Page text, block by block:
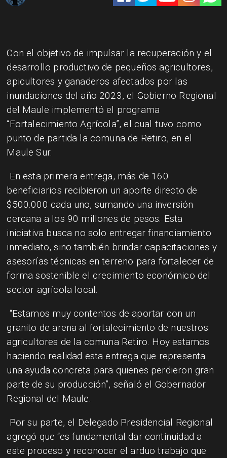
​Con el objetivo de impulsar la recuperación y el
desarrollo productivo de pequeños agricultores,
apicultores y ganaderos afectados por las
inundaciones del año 2023, el Gobierno Regional
del Maule implementó el programa
“Fortalecimiento Agrícola”, el cual tuvo como
punto de partida la comuna de Retiro, en el
Maule Sur.
En esta primera entrega, más de 160
beneficiarios recibieron un aporte directo de
$500.000 cada uno, sumando una inversión
cercana a los 90 millones de pesos. Esta
iniciativa busca no solo entregar financiamiento
inmediato, sino también brindar capacitaciones y
asesorías técnicas en terreno para fortalecer de
forma sostenible el crecimiento económico del
sector agrícola local.
“Estamos muy contentos de aportar con un
granito de arena al fortalecimiento de nuestros
agricultores de la comuna Retiro. Hoy estamos
haciendo realidad esta entrega que representa
una ayuda concreta para quienes perdieron gran
parte de su producción”, señaló el Gobernador
Regional del Maule.
Por su parte, el Delegado Presidencial Regional
agregó que “es fundamental dar continuidad a
este proceso y reconocer el arduo trabajo que